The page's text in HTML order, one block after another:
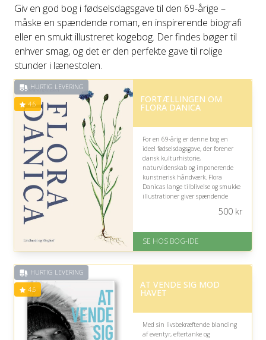
Giv en god bog i fødselsdagsgave til den 69-årige –
måske en spændende roman, en inspirerende biografi
eller en smukt illustreret kogebog. Der findes bøger til
enhver smag, og det er den perfekte gave til rolige
stunder i lænestolen.
HURTIG LEVERING
4.6 FORTÆLLINGEN OM
FLORA DANICA
For en 69-årig er denne bog en
ideel fødselsdagsgave, der forener
dansk kulturhistorie,
naturvidenskab og imponerende
kunstnerisk håndværk. Flora
Danicas lange tilblivelse og smukke
illustrationer giver spændende
interesserer sig for historie, natur
På lager
Levering: 1-3 hverdage -
forventet leveringstid
Fremragende Trustpilot rating
på 4.6 ud af 5
500kr
SE HOS BOG-IDE
HURTIG LEVERING
4.6 AT VENDE SIG MOD
HAVET
Med sin livsbekræftende blanding
af eventyr, eftertanke og